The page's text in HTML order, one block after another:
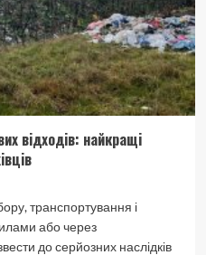
відходів: найкращі
транспортування і
або через
до серйозних наслідків